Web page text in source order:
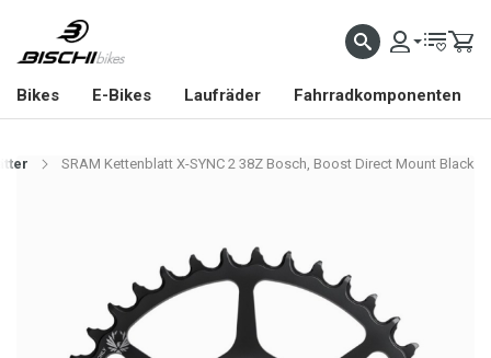
Bikes E-Bikes Laufräder Fahrradkomponenten
SRAM Kettenblatt X-SYNC 2 38Z Bosch, Boost Direct Mount Black